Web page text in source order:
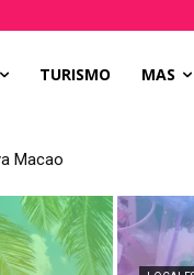
TURISMO MAS
y necesidades